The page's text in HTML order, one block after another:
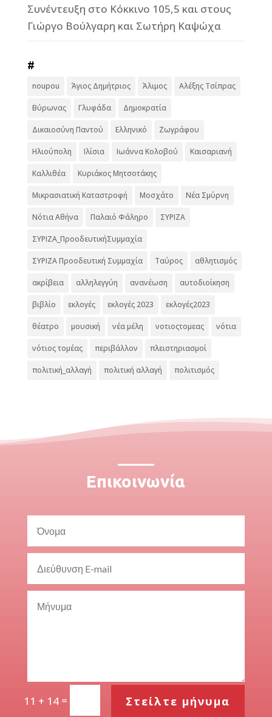
Συνέντευξη στο Κόκκινο 105,5 και στους
Γιώργο Βούλγαρη και Σωτήρη Καψώχα
#
noupou Άγιος Δημήτριος Άλιμος Αλέξης Τσίπρας
Βύρωνας Γλυφάδα Δημοκρατία
Δικαιοσύνη Παντού Ελληνικό Ζωγράφου
Ηλιούπολη Ιλίσια Ιωάννα Κολοβού Καισαριανή
Καλλιθέα Κυριάκος Μητσοτάκης
Μικρασιατική Καταστροφή Μοσχάτο Νέα Σμύρνη
Νότια Αθήνα Παλαιό Φάληρο ΣΥΡΙΖΑ
ΣΥΡΙΖΑ_ΠροοδευτικήΣυμμαχία
ΣΥΡΙΖΑ Προοδευτική Συμμαχία Ταύρος αθλητισμός
ακρίβεια αλληλεγγύη ανανέωση αυτοδιοίκηση
βιβλίο εκλογές εκλογές 2023 εκλογές2023
θέατρο μουσική νέα μέλη νοτιοςτομεας νότια
νότιος τομέας περιβάλλον πλειστηριασμοί
πολιτική_αλλαγή πολιτική αλλαγή πολιτισμός
Επικοινωνία
11 + 14 = Στείλτε μήνυμα